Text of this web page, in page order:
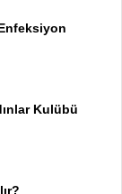
Kulübü